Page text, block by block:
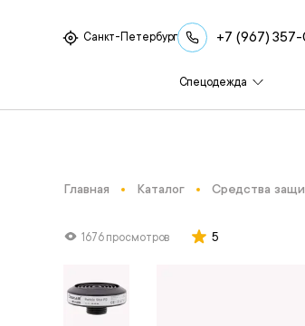
Санкт-Петербург +7 (967)
Спецодежда
Главная Каталог Средства
1676 просмотров 5